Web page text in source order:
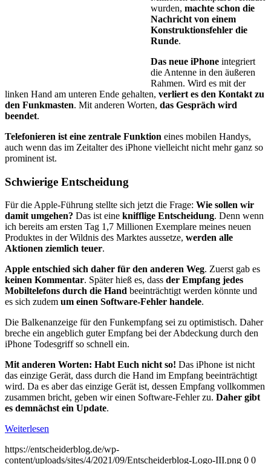
wurden, machte schon die
Nachricht von einem
Konstruktionsfehler die
Runde.
Das neue iPhone integriert
die Antenne in den äußeren
Rah­men. Wird es mit der
linken Hand am unteren Ende gehal­ten, ver­liert es den Kon­takt zu
den Funk­mas­ten. Mit anderen Worten, das Gespräch wird
beendet.
Telefonieren ist eine zentrale Funktion eines mobilen Handys,
auch wenn das im Zeitalter des iPhone vielleicht nicht mehr ganz so
prominent ist.
Schwierige Entscheidung
Für die Apple-Führung stellte sich jetzt die Frage: Wie sollen wir
da­mit umgehen? Das ist eine knifflige Entscheidung. Denn wenn
ich be­reits am ersten Tag 1,7 Millionen Exemplare meines neuen
Produktes in der Wildnis des Marktes aussetze, werden alle
Aktionen ziemlich teuer.
Apple entschied sich daher für den anderen Weg. Zuerst gab es
kei­nen Kommentar. Später hieß es, dass der Empfang jedes
Mobiltele­fons durch die Hand beeinträchtigt werden könnte und
es sich zudem um einen Software-Fehler handele.
Die Balkenanzeige für den Funkempfang sei zu optimistisch. Daher
bre­che ein angeblich guter Empfang bei der Abdeckung durch den
iPhone Todesgriff so schnell ein.
Mit anderen Worten: Habt Euch nicht so! Das iPhone ist nicht
das ein­zige Gerät, dass durch die Hand im Empfang beeinträchtigt
wird. Da es aber das einzige Gerät ist, dessen Empfang vollkommen
zusammen bricht, geben wir einen Software-Fehler zu. Daher gibt
es demnächst ein Update.
Weiterlesen
https://entscheiderblog.de/wp-
content/uploads/sites/4/2021/09/Entscheiderblog-Logo-III.png 0 0